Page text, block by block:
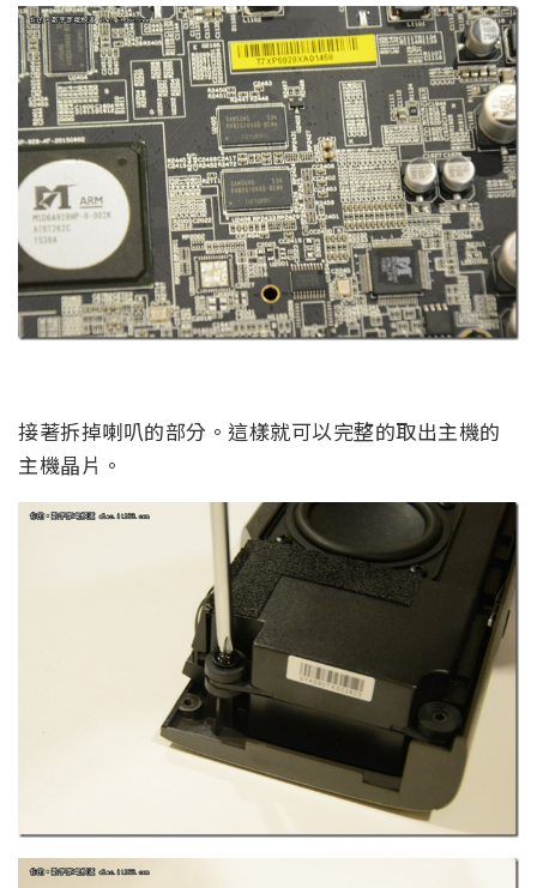
接著拆掉喇叭的部分。這樣就可以完整的取出主機的
主機晶片。